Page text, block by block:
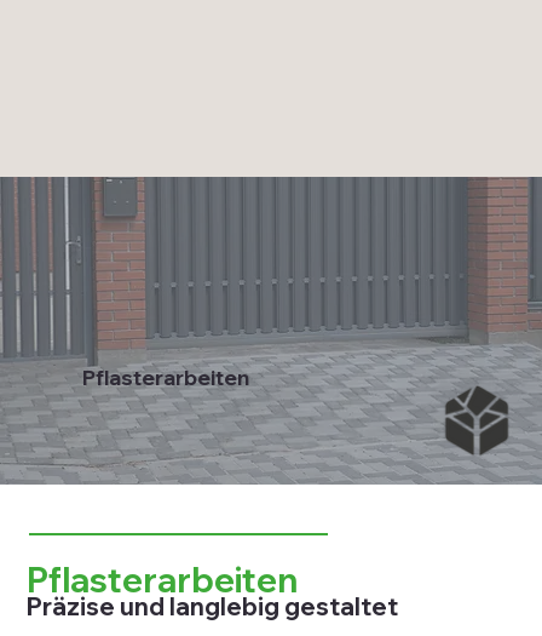
Pflasterarbeiten
Pflasterarbeiten
Präzise und langlebig gestaltet